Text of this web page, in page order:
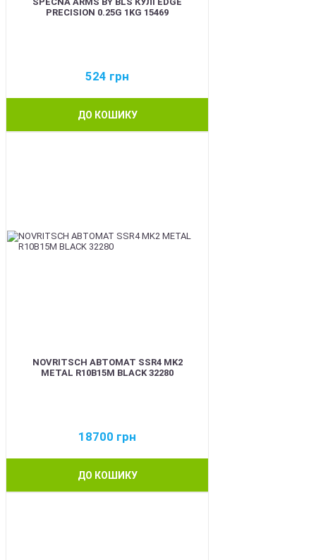
PRECISION 0.25G 1KG 15469
524 грн
ДО КОШИКУ
NOVRITSCH АВТОМАТ SSR4 MK2
METAL R10B15M BLACK 32280
18700 грн
ДО КОШИКУ